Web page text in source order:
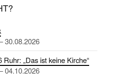
30.08.2026
Ruhr: „Das ist keine Kirche“
04.10.2026